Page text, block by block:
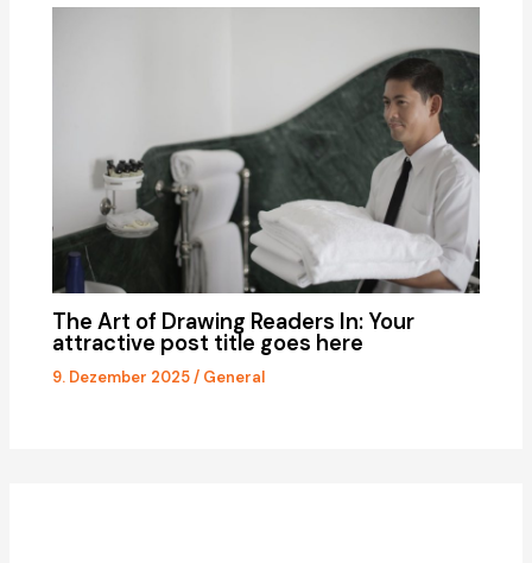
The Art of Drawing Readers In: Your
attractive post title goes here
9. Dezember 2025/ General